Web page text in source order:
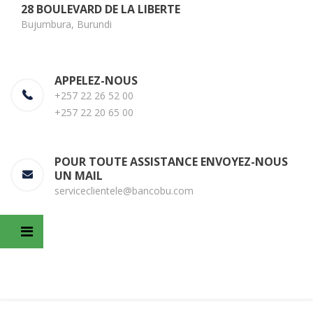
28 BOULEVARD DE LA LIBERTE
Bujumbura, Burundi
APPELEZ-NOUS
+257 22 26 52 00
+257 22 20 65 00
POUR TOUTE ASSISTANCE ENVOYEZ-NOUS
UN MAIL
serviceclientele@bancobu.com